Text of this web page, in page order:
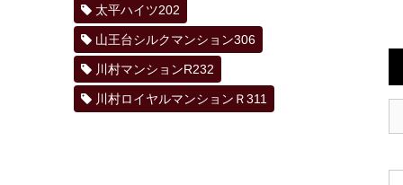
太平ハイツ202
山王台シルクマンション306
川村マンションR232
川村ロイヤルマンションＲ311